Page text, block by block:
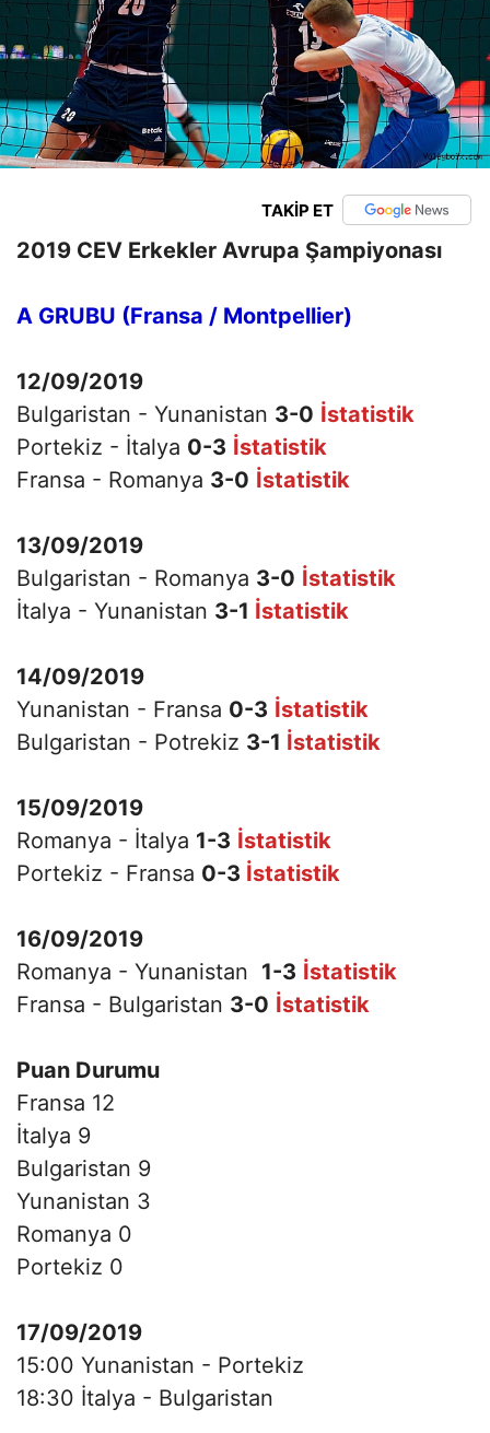
TAKİP ET
2019 CEV Erkekler Avrupa Şampiyonası
A GRUBU (Fransa / Montpellier)
12/09/2019
Bulgaristan - Yunanistan 3-0 İstatistik
Portekiz - İtalya 0-3 İstatistik
Fransa - Romanya 3-0 İstatistik
13/09/2019
Bulgaristan - Romanya 3-0 İstatistik
İtalya - Yunanistan 3-1 İstatistik
14/09/2019
Yunanistan - Fransa 0-3 İstatistik
Bulgaristan - Potrekiz 3-1 İstatistik
15/09/2019
Romanya - İtalya 1-3 İstatistik
Portekiz - Fransa 0-3 İstatistik
16/09/2019
Romanya - Yunanistan 1-3 İstatistik
Fransa - Bulgaristan 3-0 İstatistik
Puan Durumu
Fransa 12
İtalya 9
Bulgaristan 9
Yunanistan 3
Romanya 0
Portekiz 0
17/09/2019
15:00 Yunanistan - Portekiz
18:30 İtalya - Bulgaristan